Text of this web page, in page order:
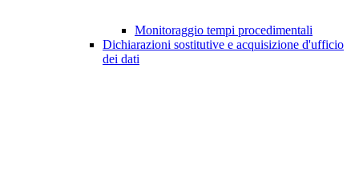
Monitoraggio tempi procedimentali
Dichiarazioni sostitutive e acquisizione d'ufficio
dei dati